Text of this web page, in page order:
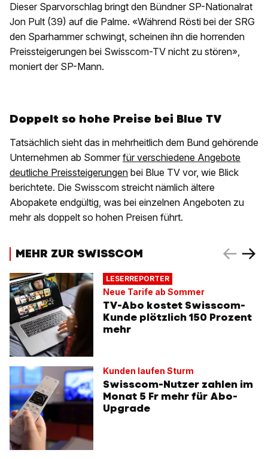
Dieser Sparvorschlag bringt den Bündner SP-Nationalrat
Jon Pult (39) auf die Palme. «Während Rösti bei der SRG
den Sparhammer schwingt, scheinen ihn die horrenden
Preissteigerungen bei Swisscom-TV nicht zu stören»,
moniert der SP-Mann.
Doppelt so hohe Preise bei Blue TV
Tatsächlich sieht das in mehrheitlich dem Bund gehörende
Unternehmen ab Sommer für verschiedene Angebote
deutliche Preissteigerungen bei Blue TV vor, wie Blick
berichtete. Die Swisscom streicht nämlich ältere
Abopakete endgültig, was bei einzelnen Angeboten zu
mehr als doppelt so hohen Preisen führt.
MEHR ZUR SWISSCOM
LESERREPORTER
Neue Tarife ab Sommer
TV-Abo kostet Swisscom-
Kunde plötzlich 150 Prozent
mehr
Kunden laufen Sturm
Swisscom-Nutzer zahlen im
Monat 5 Fr mehr für Abo-
Upgrade